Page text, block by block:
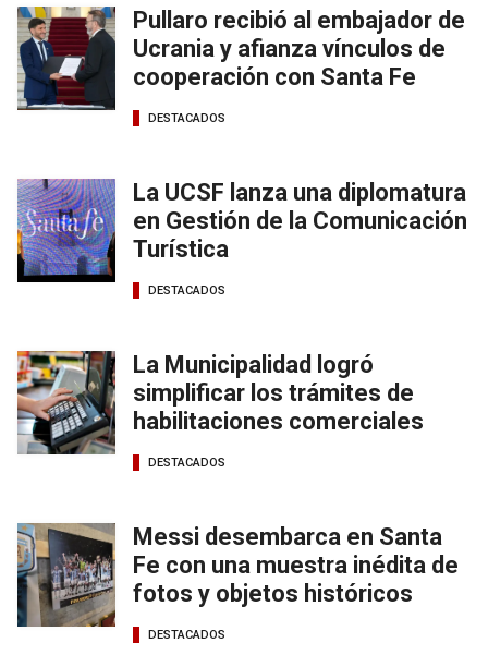
Pullaro recibió al embajador de
Ucrania y afianza vínculos de
cooperación con Santa Fe
DESTACADOS
La UCSF lanza una diplomatura
en Gestión de la Comunicación
Turística
DESTACADOS
La Municipalidad logró
simplificar los trámites de
habilitaciones comerciales
DESTACADOS
Messi desembarca en Santa
Fe con una muestra inédita de
fotos y objetos históricos
DESTACADOS